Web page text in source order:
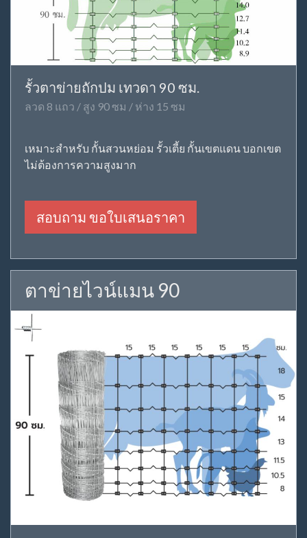
รั้วตาข่ายถักปม เทวดา 90 ซม.
ลวด 8 แถว / สูง 90 ซม / ห่าง 15 ซม
เหมาะสำหรับ กั้นสวนหย่อม รั้วเตี้ย กั้นเขตแดน บอกเขต
ไม่ต้องการความสูงมาก
สอบถาม ขอใบเสนอราคา
ตาข่ายไวน์แมน 90